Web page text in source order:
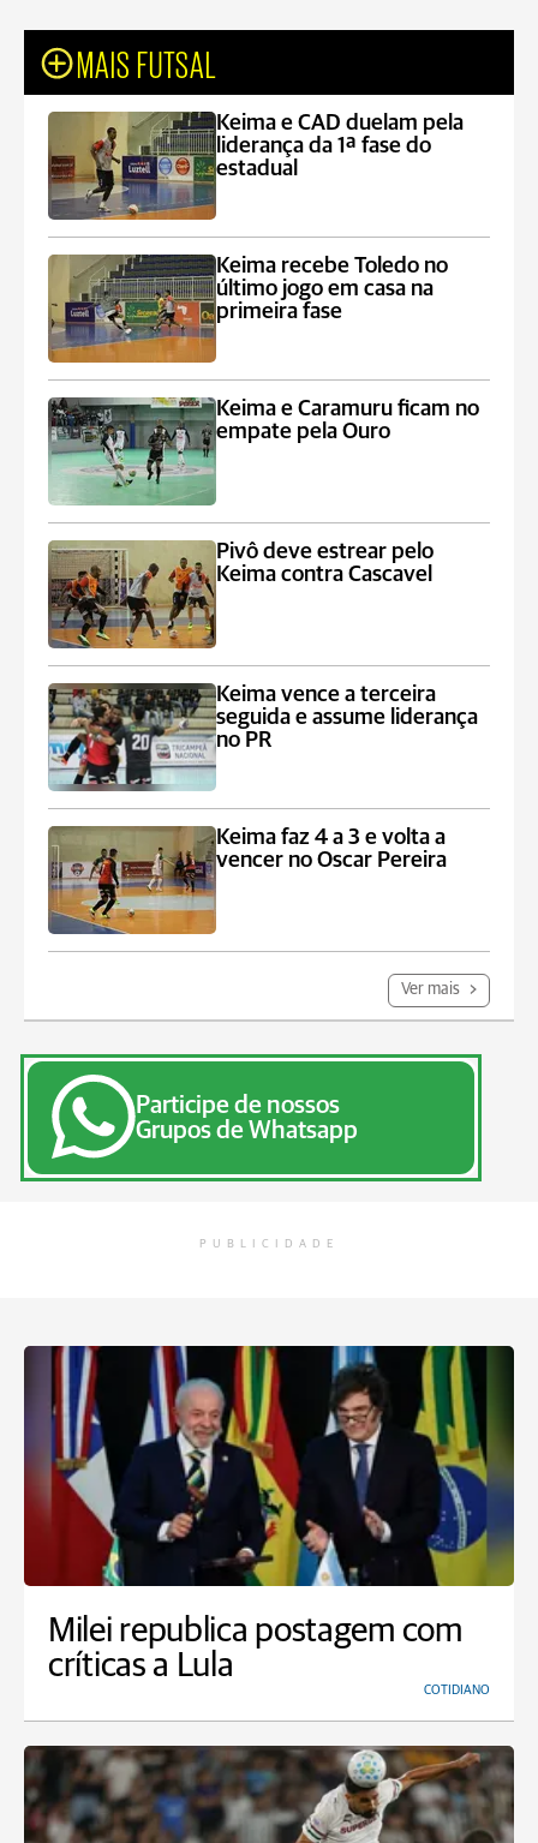
MAIS FUTSAL
Keima e CAD duelam pela
liderança da 1ª fase do
estadual
Keima recebe Toledo no
último jogo em casa na
primeira fase
Keima e Caramuru ficam no
empate pela Ouro
Pivô deve estrear pelo
Keima contra Cascavel
Keima vence a terceira
seguida e assume liderança
no PR
Keima faz 4 a 3 e volta a
vencer no Oscar Pereira
Ver mais
Participe de nossos
Grupos de Whatsapp
PUBLICIDADE
Milei republica postagem com
críticas a Lula
COTIDIANO